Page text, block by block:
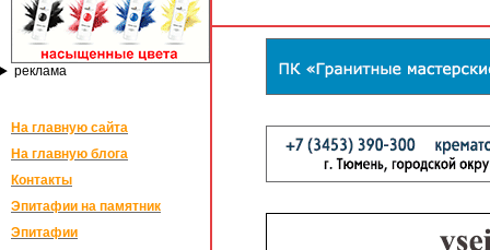
реклама
На главную сайта
На главную блога
Контакты
Эпитафии на памятник
Эпитафии